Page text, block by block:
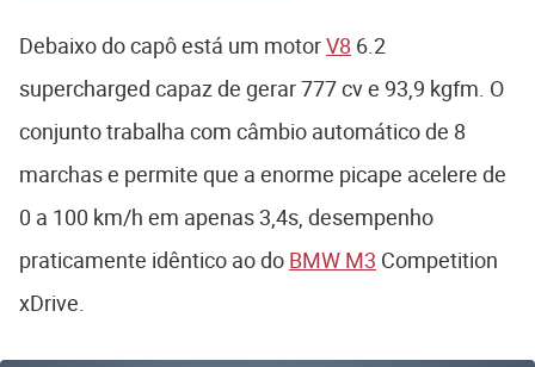
Debaixo do capô está um motorV8 6.2
supercharged capaz de gerar 777 cv e 93,9 kgfm. O
conjunto trabalha com câmbio automático de 8
marchas e permite que a enorme picape acelere de
0 a 100 km/h em apenas 3,4s, desempenho
praticamente idêntico ao do BMW M3 Competition
xDrive.